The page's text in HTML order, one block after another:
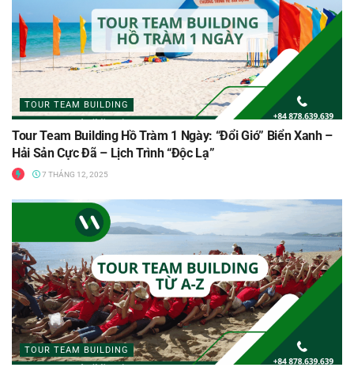
TOUR TEAM BUILDING
Tour Team Building Hồ Tràm 1 Ngày: “Đổi Gió” Biển Xanh –
Hải Sản Cực Đã – Lịch Trình “Độc Lạ”
7 THÁNG 12, 2025
TOUR TEAM BUILDING